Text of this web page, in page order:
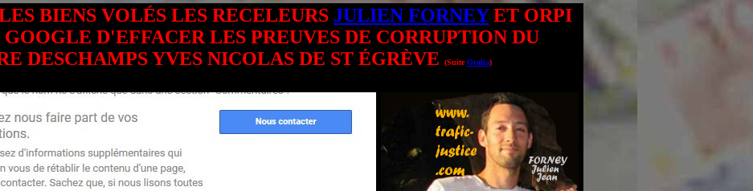
BIENS VOLÉS LES RECELEURS JULIEN FORNEYET ORPI
D'EFFACER LES PREUVES DE CORRUPTION DU
DESCHAMPS YVES NICOLAS DE ST ÉGRÈVE
(SuiteOralia)